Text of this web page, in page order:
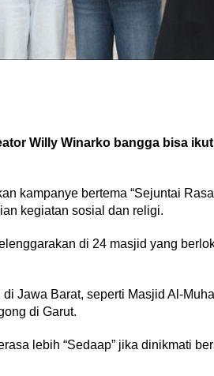
Willy Winarko bangga bisa
kampanye bertema “Sejuntai
kegiatan sosial dan religi.
di 24 masjid yang
Jawa Barat, seperti Masjid Al-
di Garut.
lebih “Sedaap” jika dinikmati